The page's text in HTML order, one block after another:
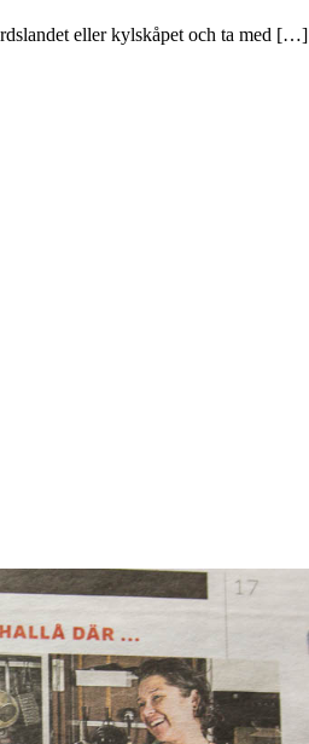
eller kylskåpet och ta med […]